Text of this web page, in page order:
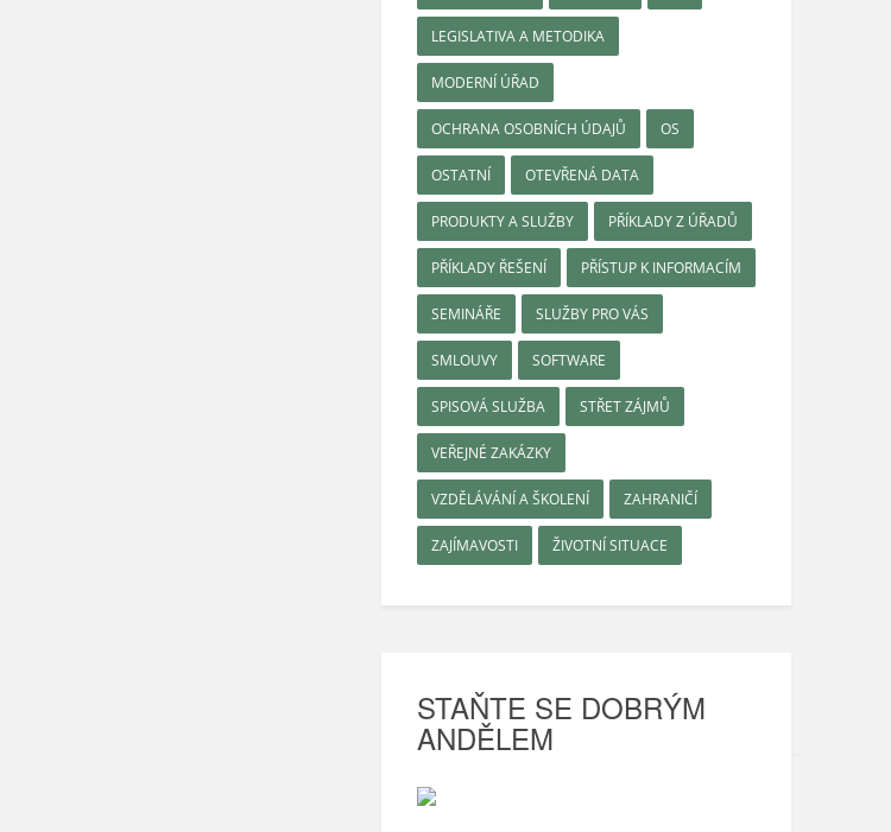
LEGISLATIVA A METODIKA
MODERNÍ ÚŘAD
OCHRANA OSOBNÍCH ÚDAJŮ OS
OSTATNÍ OTEVŘENÁ DATA
PRODUKTY A SLUŽBY PŘÍKLADY Z ÚŘADŮ
PŘÍKLADY ŘEŠENÍ PŘÍSTUP K INFORMACÍM
SEMINÁŘE SLUŽBY PRO VÁS
SMLOUVY SOFTWARE
SPISOVÁ SLUŽBA STŘET ZÁJMŮ
VEŘEJNÉ ZAKÁZKY
VZDĚLÁVÁNÍ A ŠKOLENÍ ZAHRANIČÍ
ZAJÍMAVOSTI ŽIVOTNÍ SITUACE
STAŇTE SE DOBRÝM
ANDĚLEM